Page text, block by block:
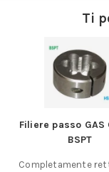
Ti
Filiere passo GAS
BSPT
Completamente